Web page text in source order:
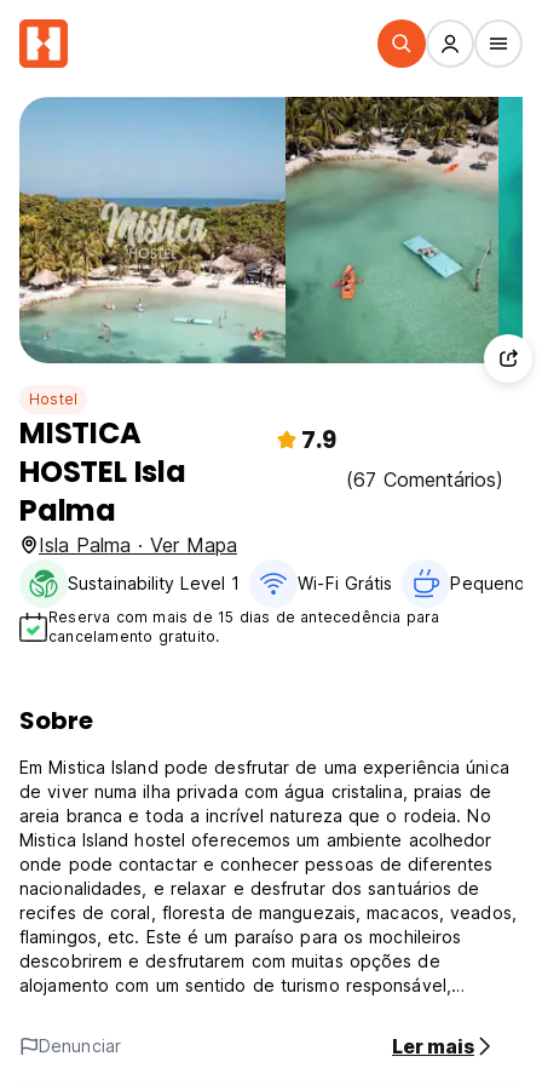
Hostel
MISTICA
HOSTEL Isla
Palma
7.9
(67 Comentários)
Isla Palma · Ver Mapa
Sustainability Level 1 Wi-Fi Grátis Pequeno-
Reserva com mais de 15 dias de antecedência para
cancelamento gratuito.
Sobre
Em Mistica Island pode desfrutar de uma experiência única
de viver numa ilha privada com água cristalina, praias de
areia branca e toda a incrível natureza que o rodeia. No
Mistica Island hostel oferecemos um ambiente acolhedor
onde pode contactar e conhecer pessoas de diferentes
nacionalidades, e relaxar e desfrutar dos santuários de
recifes de coral, floresta de manguezais, macacos, veados,
flamingos, etc. Este é um paraíso para os mochileiros
descobrirem e desfrutarem com muitas opções de
alojamento com um sentido de turismo responsável,
Mistica Island está localizada no Parque Natural das Ilhas
San Bernardo, um destino obrigatório em Cartagena que se
Denunciar Ler mais